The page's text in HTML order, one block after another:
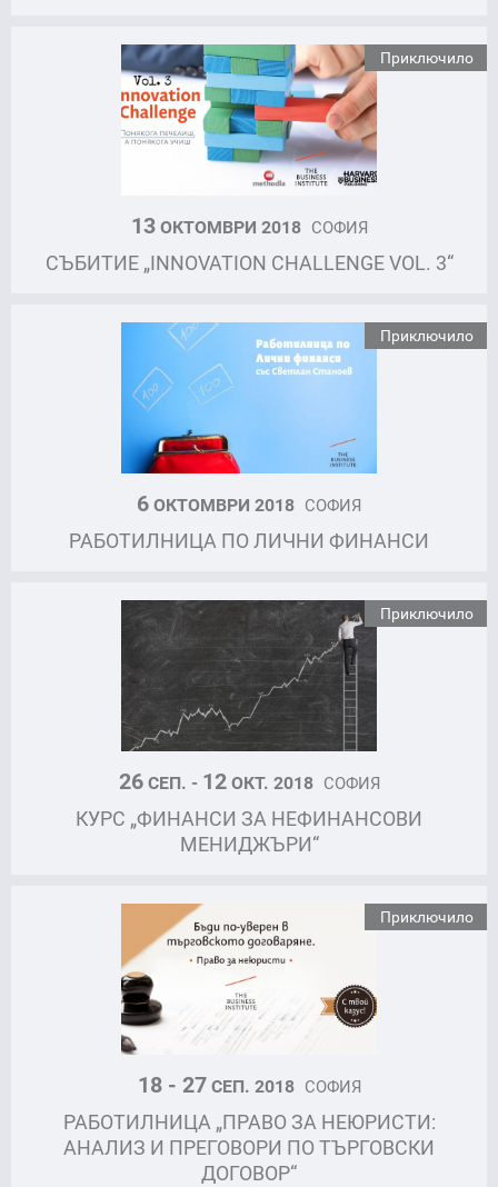
Приключило
13ОКТОМВРИ 2018 СОФИЯ
СЪБИТИЕ „INNOVATION CHALLENGE VOL. 3“
Приключило
6ОКТОМВРИ 2018 СОФИЯ
РАБОТИЛНИЦА ПО ЛИЧНИ ФИНАНСИ
Приключило
26СЕП. - 12ОКТ. 2018 СОФИЯ
КУРС „ФИНАНСИ ЗА НЕФИНАНСОВИ
МЕНИДЖЪРИ“
Приключило
18 - 27СЕП. 2018 СОФИЯ
РАБОТИЛНИЦА „ПРАВО ЗА НЕЮРИСТИ:
АНАЛИЗ И ПРЕГОВОРИ ПО ТЪРГОВСКИ
ДОГОВОР“